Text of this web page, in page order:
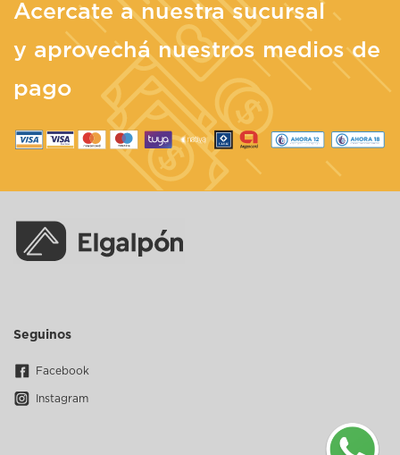
Acercate a nuestra sucursal
y aprovechá nuestros medios de
pago
Seguinos
Facebook
Instagram